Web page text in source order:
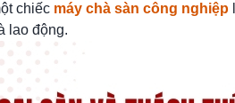
chiếc máy chà sàn công nghiệp
lao động.